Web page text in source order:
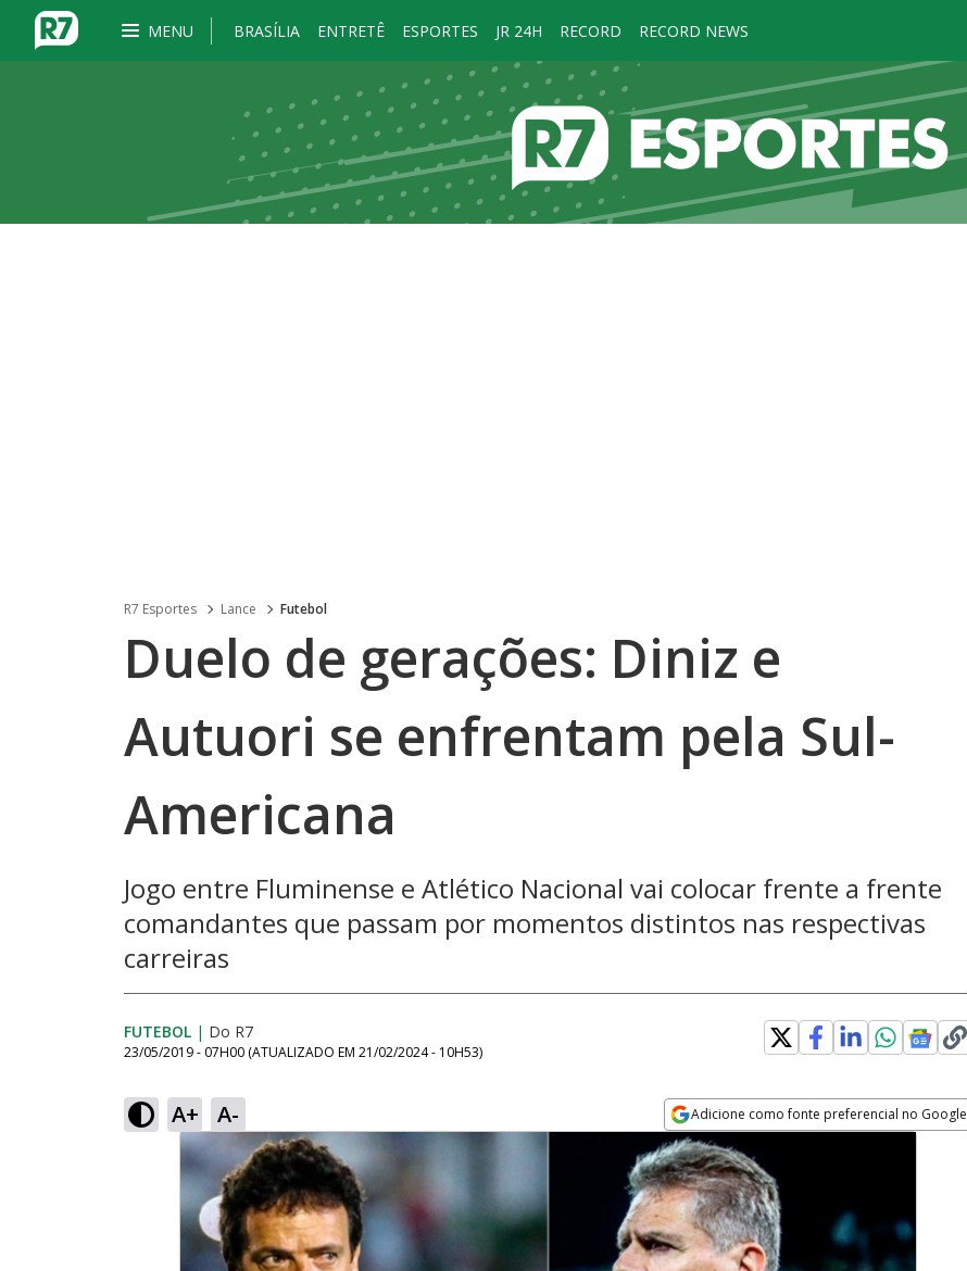
MENU BRASÍLIA ENTRETÊ ESPORTES JR 24H RECORD RECORD NEWS
R7 Esportes Lance Futebol
Duelo de gerações: Diniz e
Autuori se enfrentam pela Sul-
Americana
Jogo entre Fluminense e Atlético Nacional vai colocar frente a frente
comandantes que passam por momentos distintos nas respectivas
carreiras
FUTEBOL | Do R7
23/05/2019 - 07H00 (ATUALIZADO EM 21/02/2024 - 10H53)
A+ A- Adicione como fonte preferencial no Google
Opens in new window